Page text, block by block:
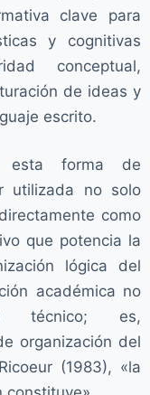
clave para
y cognitivas
conceptual,
de ideas y
escrito.
esta forma de
utilizada no solo
como
que potencia la
lógica del
académica no
técnico; es,
organización del
(1983), «la